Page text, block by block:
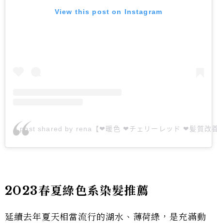
View this post on Instagram
A post shared by rena【❤︎暖色 ❤︎チェリーレッド ❤︎髪質改
2023春夏綠色系染髮推薦
延續去年夏天相當流行的湖水、薄荷綠，是充滿動